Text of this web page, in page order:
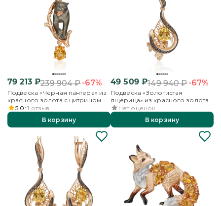
79 213₽239 904₽-67%
Подвеска «Чёрная пантера» из
красного золота с цитрином
5.0 1 отзыв
В корзину
49 509₽149 940₽-67%
Подвеска «Золотистая
ящерица» из красного золота
с цитрином и кварцем
дымчатым
Нет оценок
В корзину